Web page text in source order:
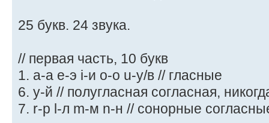
25 букв. 24 звука.
// первая часть, 10 букв
1. a-а e-э i-и o-о u-у/в // гласные
6. y-й // полугласная согласная,
7. r-р l-л m-м n-н // сонорные